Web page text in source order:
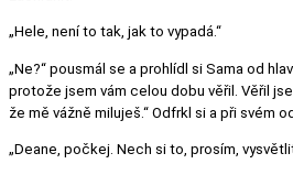
„Hele, není to tak, jak to vypadá.“
„Ne?“ pousmál se a prohlídl si Sama od
protože jsem vám celou dobu věřil. Věřil
že mě vážně miluješ.“ Odfrkl si a při svém
„Deane, počkej. Nech si to, prosím,